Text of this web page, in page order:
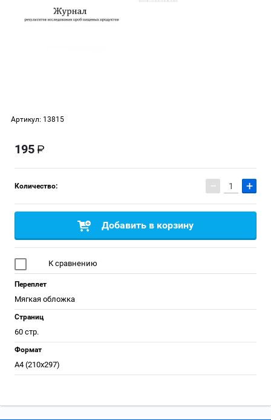
Артикул: 13815
195
Количество: − +
Добавить в корзину
К сравнению
Переплет
Мягкая обложка
Страниц
60 стр.
Формат
А4 (210x297)